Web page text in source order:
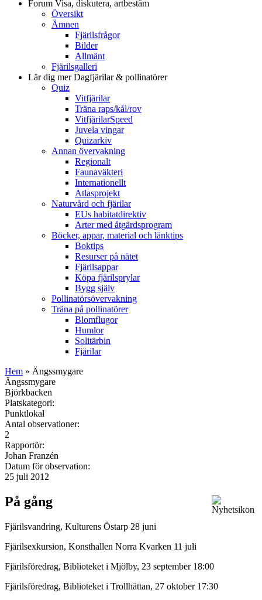
Forum Visa, diskutera, artbestäm
Översikt
Ämnen
Fjärilsfrågor
Bilder
Allmänt
Fjärilsgalleri
Lär dig merDagfjärilar & pollinatörer
Quiz
Vitfjärilar
Träna raps/kål/rov
VitfjärilarSpeed
Juvela vingar
Quizarkiv
Annan övervakning
Regionalt
Faunaväkteri
Internationellt
Atlasprojekt
Naturvård och fjärilar
EUs habitatdirektiv
Arter med åtgärdsprogram
Böcker, appar, material och länktips
Boktips
Resurser på nätet
Fjärilsappar
Köpa fjärilsprylar
Bygg själv
Pollinatörsövervakning
Träna på pollinatörer
Blomflugor
Humlor
Solitärbin
Fjärilar
Hem » Ängssmygare
Ängssmygare
Björkbacken
Platskategori:
Punktlokal
Antal observationer:
2
Rapportör:
Johan Franzén
Datum för observation:
25 juli 2012
På gång
Fjärilsvandring, Kulturens Östarp 28 juni
Fjärilsexkursion, Konsthallen Norra Kvarken 11 juli
Fjärilsföredrag, Biblioteket i Mjölby, 23 september 18:00
Fjärilsföredrag, Biblioteket i Trollhättan, 27 oktober 17:30